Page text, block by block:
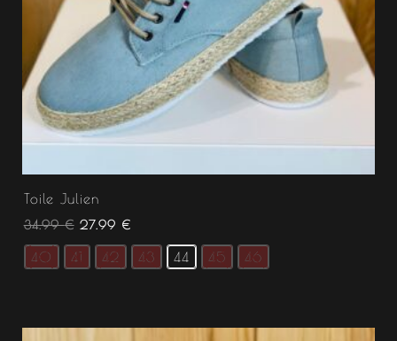
Toile Julien
34.99€ 27.99 €
40 41 42 43 44 45 46